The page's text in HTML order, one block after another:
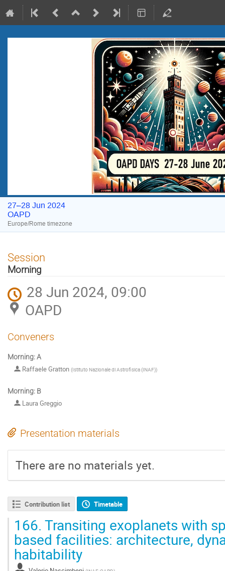
27–28 Jun 2024
OAPD
Europe/Rome timezone
Session
Morning
28 Jun 2024, 09:00
OAPD
Conveners
Morning: A
Raffaele Gratton (Istituto Nazionale di Astrofisica (INAF))
Morning: B
Laura Greggio
Presentation materials
There are no materials yet.
Contribution list Timetable
166. Transiting exoplanets with
based facilities: architecture,
habitability